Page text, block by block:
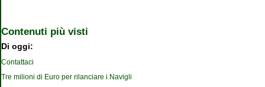
Contenuti più visti
Di oggi:
Contattaci
Tre milioni di Euro per rilanciare i Navigli